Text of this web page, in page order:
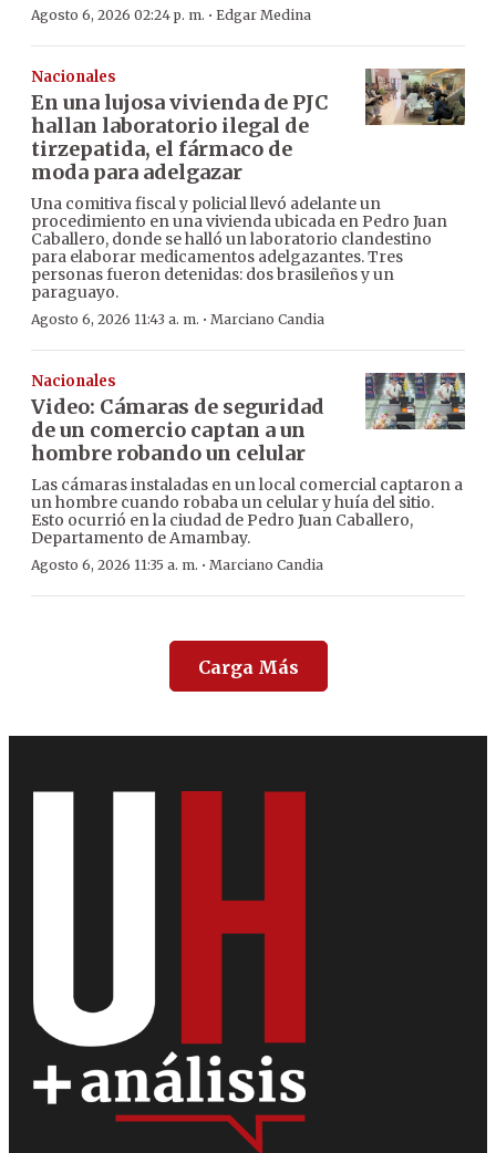
Agosto 6, 2026 02:24 p. m. · Edgar Medina
Nacionales
En una lujosa vivienda de PJC
hallan laboratorio ilegal de
tirzepatida, el fármaco de
moda para adelgazar
Una comitiva fiscal y policial llevó adelante un
procedimiento en una vivienda ubicada en Pedro Juan
Caballero, donde se halló un laboratorio clandestino
para elaborar medicamentos adelgazantes. Tres
personas fueron detenidas: dos brasileños y un
paraguayo.
Agosto 6, 2026 11:43 a. m. · Marciano Candia
Nacionales
Video: Cámaras de seguridad
de un comercio captan a un
hombre robando un celular
Las cámaras instaladas en un local comercial captaron a
un hombre cuando robaba un celular y huía del sitio.
Esto ocurrió en la ciudad de Pedro Juan Caballero,
Departamento de Amambay.
Agosto 6, 2026 11:35 a. m. · Marciano Candia
Carga Más